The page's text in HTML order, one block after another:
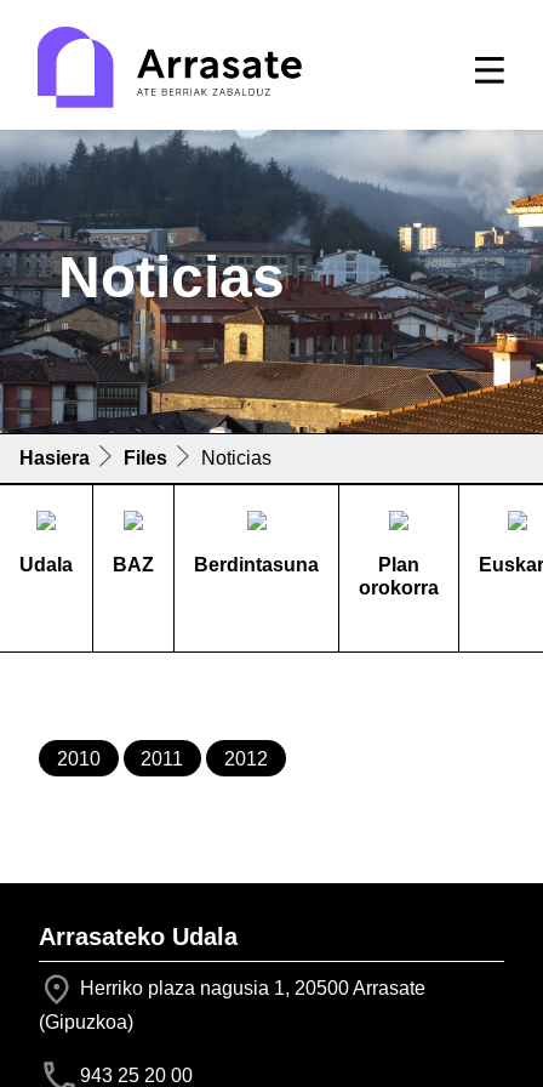
Noticias
Hasiera Files Noticias
Udala BAZ Berdintasuna
Plan
orokorra
2010 2011 2012
Arrasateko Udala
Herriko plaza nagusia 1, 20500 Arrasate
(Gipuzkoa)
943 25 20 00